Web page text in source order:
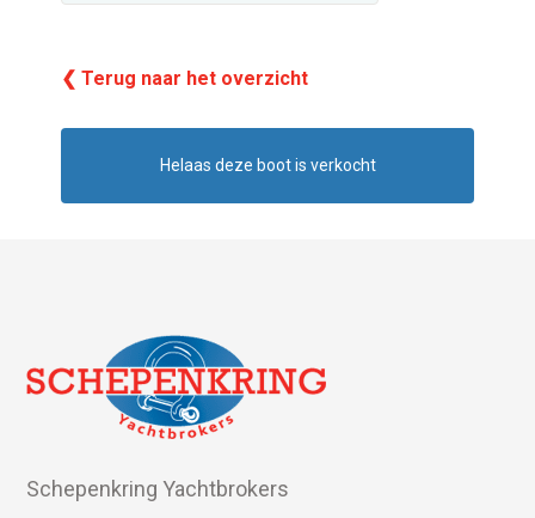
❮ Terug naar het overzicht
Helaas deze boot is verkocht
Schepenkring Yachtbrokers